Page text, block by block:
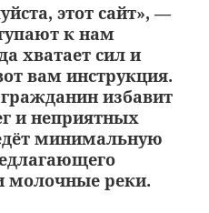
этот сайт», —
к нам
хватает сил и
вам инструкция.
избавит
и неприятных
минимальную
молочные реки.